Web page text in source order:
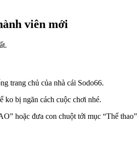
viên mới
trang chủ của nhà cái Sodo66.
ko bị ngăn cách cuộc chơi nhé.
hoặc đưa con chuột tới mục “Thể thao”